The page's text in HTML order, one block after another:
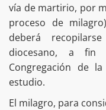
vía de martirio, por
proceso de
deberá
diocesano, a
Congregación de
estudio.
El milagro, para